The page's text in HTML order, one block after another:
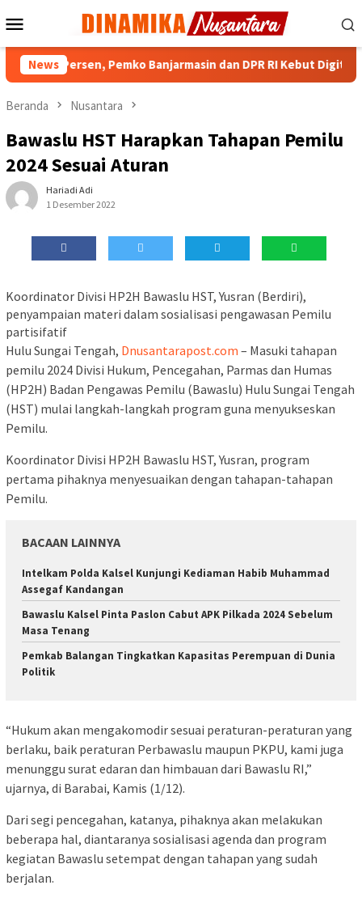
ke
Mobile
News
90 Persen, Pemko Banjarmasin dan DPR RI Kebut Digitalisasi
Beranda Nusantara
Bawaslu HST Harapkan Tahapan Pemilu
2024 Sesuai Aturan
Hariadi Adi
1 Desember 2022
Koordinator Divisi HP2H Bawaslu HST, Yusran (Berdiri),
penyampaian materi dalam sosialisasi pengawasan Pemilu
partisifatif
Hulu Sungai Tengah, Dnusantarapost.com – Masuki tahapan
pemilu 2024 Divisi Hukum, Pencegahan, Parmas dan Humas
(HP2H) Badan Pengawas Pemilu (Bawaslu) Hulu Sungai Tengah
(HST) mulai langkah-langkah program guna menyukseskan
Pemilu.
Koordinator Divisi HP2H Bawaslu HST, Yusran, program
pertama pihaknya menyesuaikan dengan tahapan-tahapan
Pemilu.
BACAAN LAINNYA
Intelkam Polda Kalsel Kunjungi Kediaman Habib Muhammad
Assegaf Kandangan
Bawaslu Kalsel Pinta Paslon Cabut APK Pilkada 2024 Sebelum
Masa Tenang
Pemkab Balangan Tingkatkan Kapasitas Perempuan di Dunia
Politik
“Hukum akan mengakomodir sesuai peraturan-peraturan yang
berlaku, baik peraturan Perbawaslu maupun PKPU, kami juga
menunggu surat edaran dan himbauan dari Bawaslu RI,”
ujarnya, di Barabai, Kamis (1/12).
Dari segi pencegahan, katanya, pihaknya akan melakukan
beberapa hal, diantaranya sosialisasi agenda dan program
kegiatan Bawaslu setempat dengan tahapan yang sudah
berjalan.